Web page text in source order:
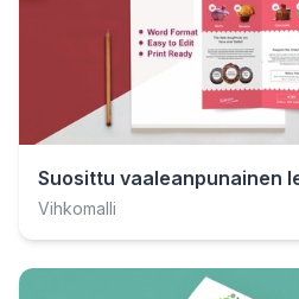
Suosittu vaaleanpunainen
Vihkomalli